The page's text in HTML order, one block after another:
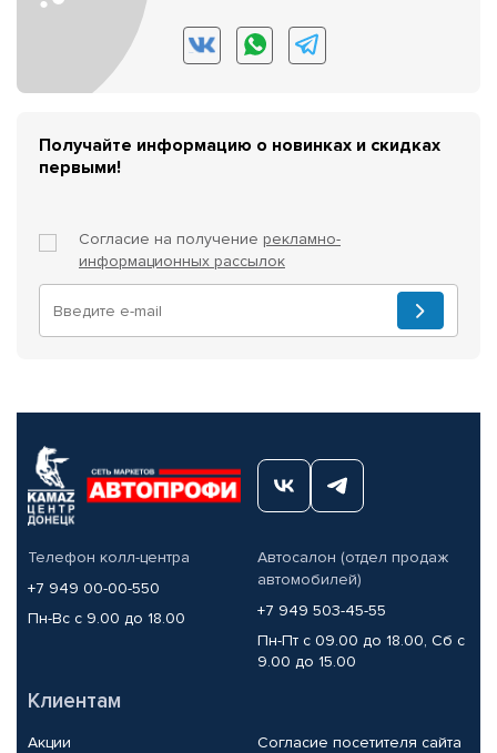
Получайте информацию о новинках и скидках
первыми!
Согласие на получение рекламно-
информационных рассылок
Телефон колл-центра
+7 949 00-00-550
Пн-Вс с 9.00 до 18.00
Автосалон (отдел продаж
автомобилей)
+7 949 503-45-55
Пн-Пт с 09.00 до 18.00, Сб с
9.00 до 15.00
Клиентам
Акции
Согласие посетителя сайта